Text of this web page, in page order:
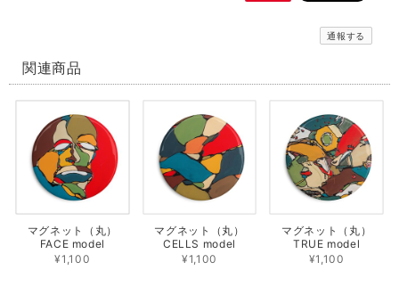
通報する
関連商品
マグネット（丸）
FACE model
¥1,100
マグネット（丸）
CELLS model
¥1,100
マグネット（丸）
TRUE model
¥1,100